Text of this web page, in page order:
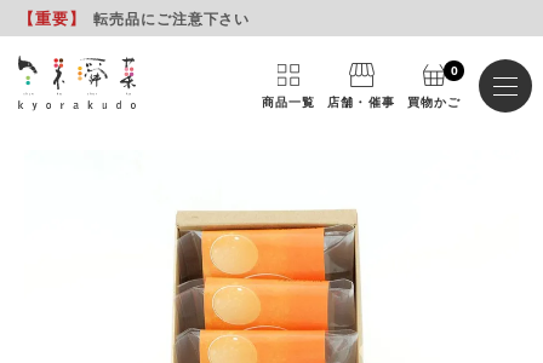
【重要】 転売品にご注意下さい
商品一覧 店舗・催事 買物かご
0